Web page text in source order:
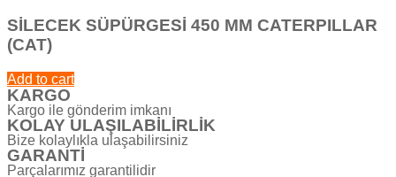
SİLECEK SÜPÜRGESİ 450 MM CATERPILLAR
(CAT)
Add to cart
KARGO
Kargo ile gönderim imkanı
KOLAY ULAŞILABİLİRLİK
Bize kolaylıkla ulaşabilirsiniz
GARANTİ
Parçalarımız garantilidir